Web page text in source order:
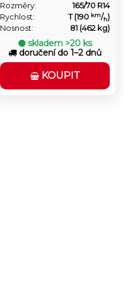
Rozměry:
165/70 R14
Rychlost:
T (190 km/h)
Nosnost:
81 (462 kg)
skladem >20 ks
doručení do 1–2 dnů
KOUPIT